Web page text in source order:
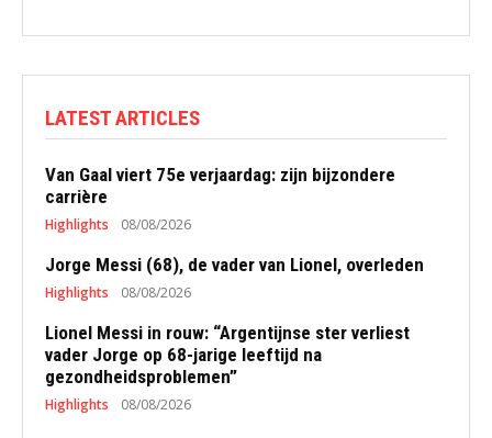
LATEST ARTICLES
Van Gaal viert 75e verjaardag: zijn bijzondere
carrière
Highlights 08/08/2026
Jorge Messi (68), de vader van Lionel, overleden
Highlights 08/08/2026
Lionel Messi in rouw: “Argentijnse ster verliest
vader Jorge op 68-jarige leeftijd na
gezondheidsproblemen”
Highlights 08/08/2026